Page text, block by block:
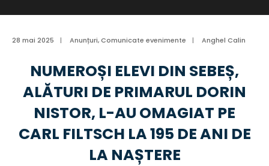
28 mai 2025 | Anunțuri,Comunicate evenimente | Anghel Calin
NUMEROȘI ELEVI DIN SEBEȘ,
ALĂTURI DE PRIMARUL DORIN
NISTOR, L-AU OMAGIAT PE
CARL FILTSCH LA 195 DE ANI DE
LA NAȘTERE